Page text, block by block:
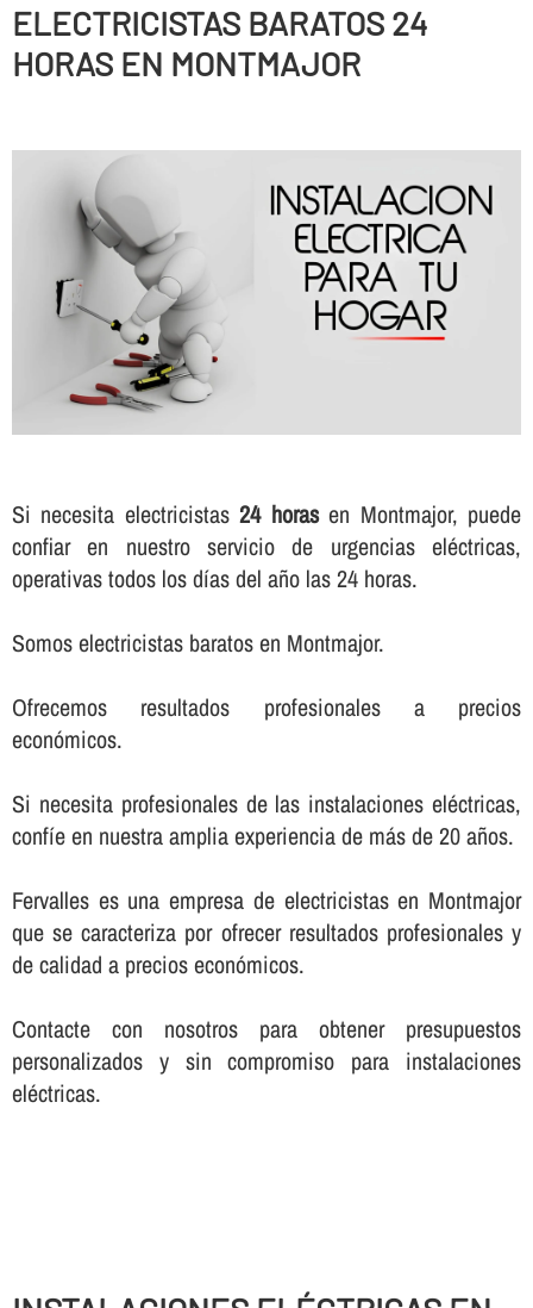
ELECTRICISTAS BARATOS 24
HORAS EN MONTMAJOR
Si necesita electricistas24 horasen Montmajor, puede
confiar en nuestro servicio de urgencias eléctricas,
operativas todos los dí­as del año las 24 horas.
Somos electricistas baratos en Montmajor.
Ofrecemos resultados profesionales a precios
económicos.
Si necesita profesionales de las instalaciones eléctricas,
confí­e en nuestra amplia experiencia de más de 20 años.
Fervalles es una empresa de electricistas en Montmajor
que se caracteriza por ofrecer resultados profesionales y
de calidad a precios económicos.
Contacte con nosotros para obtener presupuestos
personalizados y sin compromiso para instalaciones
eléctricas.